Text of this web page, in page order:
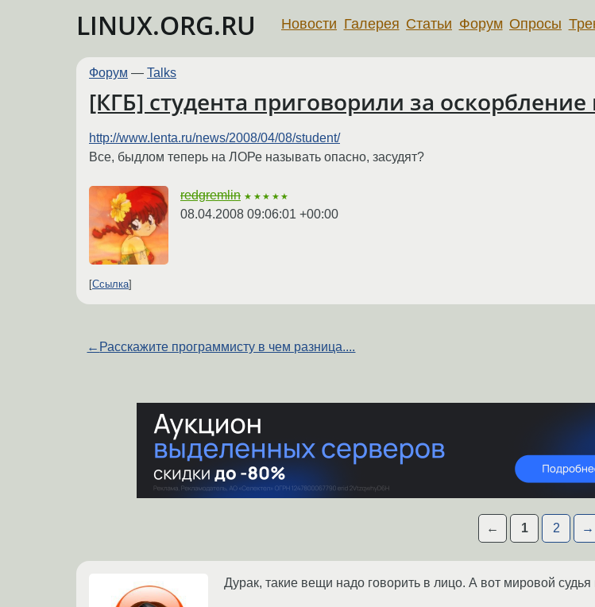
LINUX.ORG.RU Новости Галерея Статьи Форум Опросы
Форум — Talks
[КГБ] студента приговорили за
http://www.lenta.ru/news/2008/04/08/student/
Все, быдлом теперь на ЛОРе называть опасно, засудят?
redgremlin ★★★★★
08.04.2008 09:06:01 +00:00
Ссылка
← Расскажите программисту в чем разница....
← 1 2 →
Дурак, такие вещи надо говорить в лицо. А вот мировой